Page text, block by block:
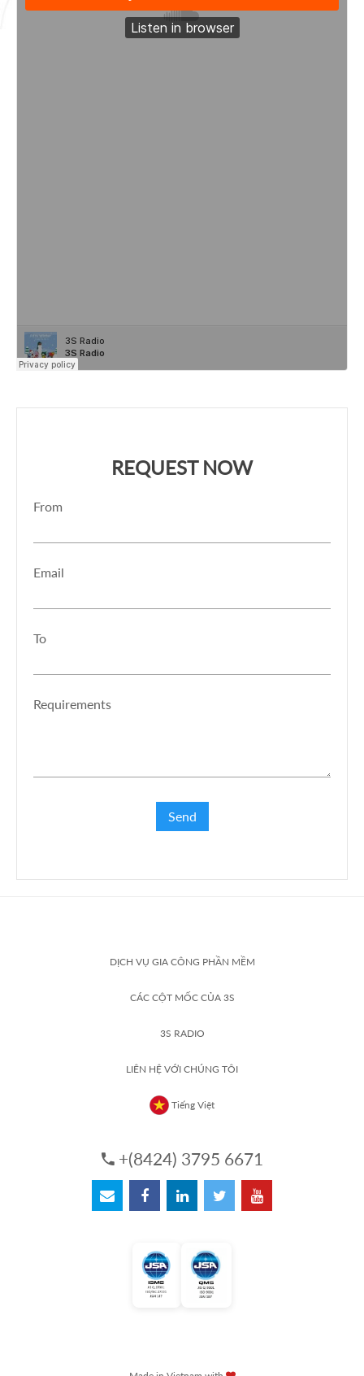
REQUEST NOW
From
Email
To
Requirements
DỊCH VỤ GIA CÔNG PHẦN MỀM
CÁC CỘT MỐC CỦA 3S
3S RADIO
LIÊN HỆ VỚI CHÚNG TÔI
Tiếng Việt
+(8424) 3795 6671